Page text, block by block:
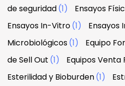
de seguridad(1) Ensayos
Ensayos In-Vitro(1) Ensayos
Microbiológicos(1) Equipo
de Sell Out (1) Equipos
Esterilidad y Bioburden(1)